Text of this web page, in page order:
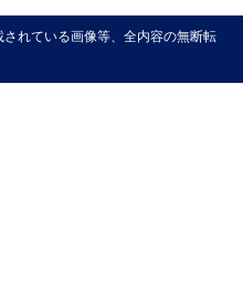
れている画像等、全内容の無断転